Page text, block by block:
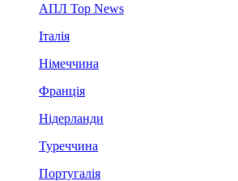
АПЛ Top News
Італія
Німеччина
Франція
Нідерланди
Туреччина
Португалія